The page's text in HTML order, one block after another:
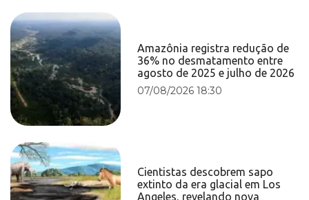
Amazônia registra redução de
36% no desmatamento entre
agosto de 2025 e julho de 2026
07/08/2026 18:30
Cientistas descobrem sapo
extinto da era glacial em Los
Angeles, revelando nova